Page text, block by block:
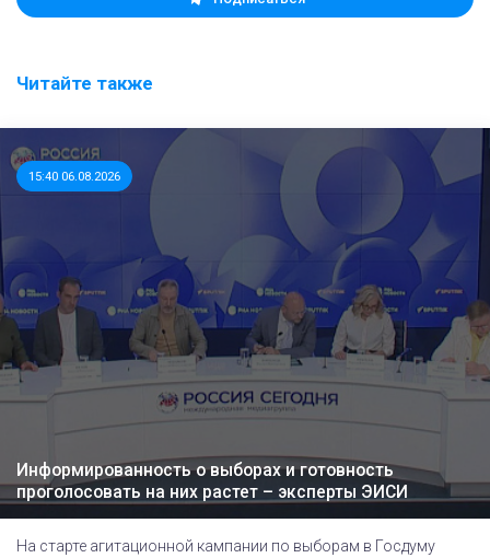
Читайте также
15:40 06.08.2026
Информированность о выборах и готовность
проголосовать на них растет – эксперты ЭИСИ
На старте агитационной кампании по выборам в Госдуму